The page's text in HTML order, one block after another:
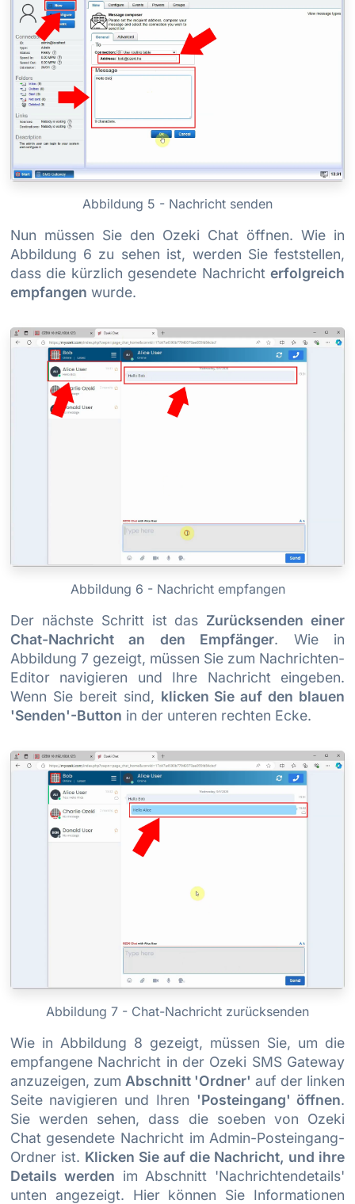
Abbildung 5 - Nachricht senden
Nun müssen Sie den Ozeki Chat öffnen. Wie in
Abbildung 6 zu sehen ist, werden Sie feststellen,
dass die kürzlich gesendete Nachrichterfolgreich
empfangen wurde.
Abbildung 6 - Nachricht empfangen
Der nächste Schritt ist das Zurücksenden einer
Chat-Nachricht an den Empfänger. Wie in
Abbildung 7 gezeigt, müssen Sie zum Nachrichten-
Editor navigieren und Ihre Nachricht eingeben.
Wenn Sie bereit sind, klicken Sie auf den blauen
'Senden'-Button in der unteren rechten Ecke.
Abbildung 7 - Chat-Nachricht zurücksenden
Wie in Abbildung 8 gezeigt, müssen Sie, um die
empfangene Nachricht in der Ozeki SMS Gateway
anzuzeigen, zum Abschnitt 'Ordner' auf der linken
Seite navigieren und Ihren 'Posteingang' öffnen.
Sie werden sehen, dass die soeben von Ozeki
Chat gesendete Nachricht im Admin-Posteingang-
Ordner ist. Klicken Sie auf die Nachricht, und ihre
Details werden im Abschnitt 'Nachrichtendetails'
unten angezeigt. Hier können Sie Informationen